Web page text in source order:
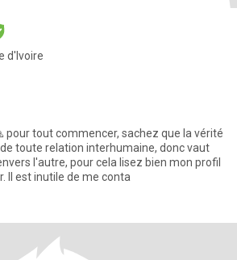
d'Ivoire
pour tout commencer, sachez que la vérité
toute relation interhumaine, donc vaut
l'autre, pour cela lisez bien mon profil
Il est inutile de me conta